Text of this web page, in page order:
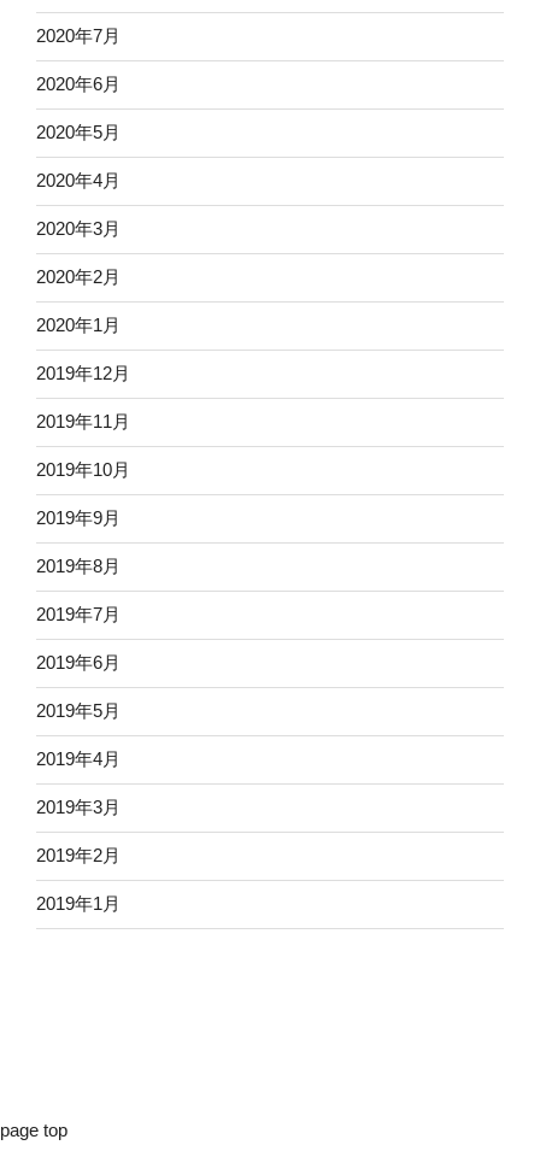
2020年7月
2020年6月
2020年5月
2020年4月
2020年3月
2020年2月
2020年1月
2019年12月
2019年11月
2019年10月
2019年9月
2019年8月
2019年7月
2019年6月
2019年5月
2019年4月
2019年3月
2019年2月
2019年1月
page top